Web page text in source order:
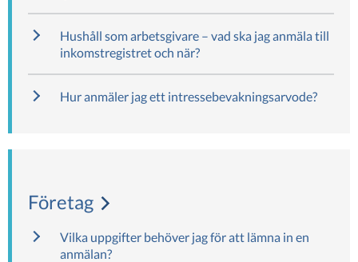
Hushåll som arbetsgivare – vad ska jag anmäla till
inkomstregistret och när?
Hur anmäler jag ett intressebevakningsarvode?
Företag
Vilka uppgifter behöver jag för att lämna in en
anmälan?